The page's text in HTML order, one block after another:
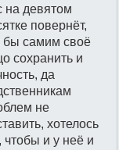
на девятом
повернёт,
бы самим своё
сохранить и
да
не
хотелось
чтобы и у неё и